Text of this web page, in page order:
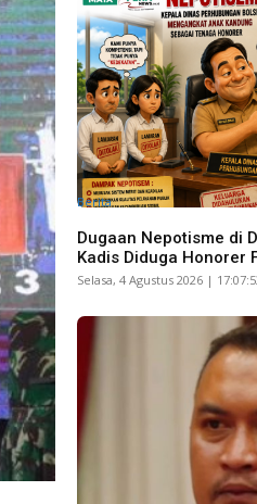
Berita
Dugaan Nepotisme di
Kadis Diduga Honorer
Selasa, 4 Agustus 2026 |